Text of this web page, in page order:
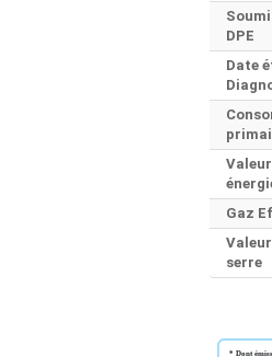
DPE
Date
Gaz
serre